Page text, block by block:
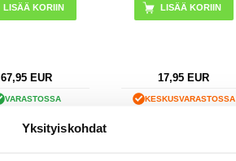
Yksityiskohdat
67,95 EUR
VARASTOSSA
ARKIPÄIVÄÄ
LISÄÄ KORIIN
17,95 EUR
KESKUSVARASTOSSA